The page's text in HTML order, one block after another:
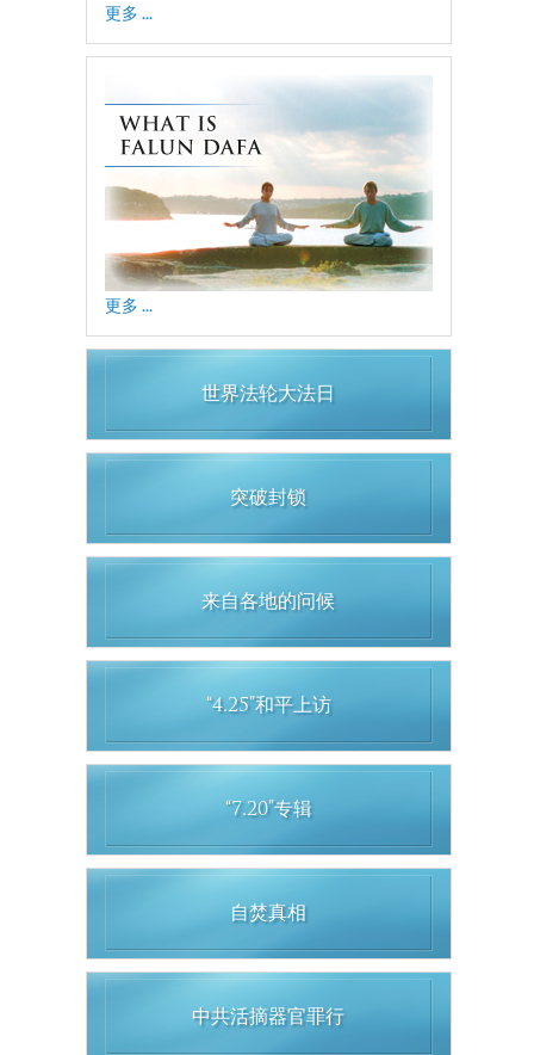
更多 ...
更多 ...
世界法轮大法日
突破封锁
来自各地的问候
“4.25”和平上访
“7.20”专辑
自焚真相
中共活摘器官罪行